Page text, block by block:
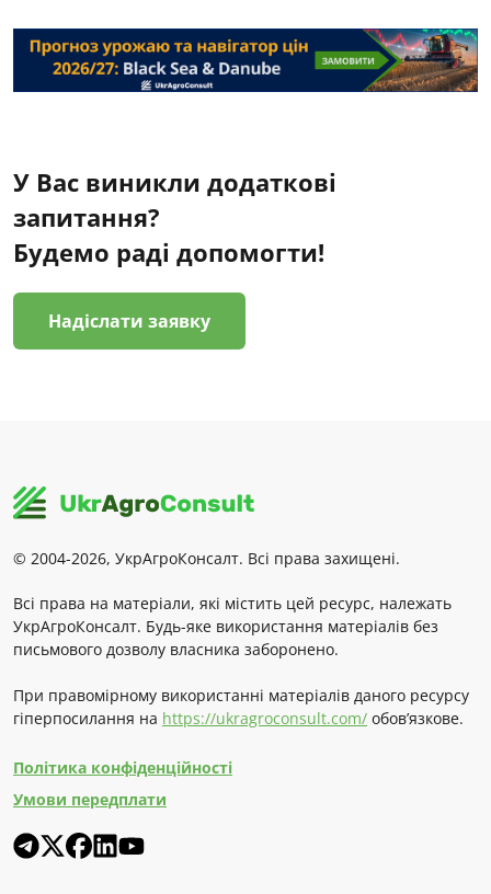
У Вас виникли додаткові
запитання?
Будемо раді допомогти!
Надіслати заявку
© 2004-2026, УкрАгроКонсалт. Всі права захищені.
Всі права на матеріали, які містить цей ресурс, належать
УкрАгроКонсалт. Будь-яке використання матеріалів без
письмового дозволу власника заборонено.
При правомірному використанні матеріалів даного ресурсу
гіперпосилання на https://ukragroconsult.com/ обов’язкове.
Політика конфіденційності
Умови передплати